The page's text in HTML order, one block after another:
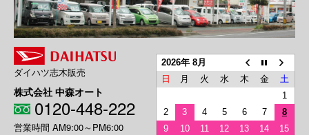
ダイハツ志木販売
株式会社 中森オート
0120-448-222
営業時間 AM9:00～PM6:00
2026年 8月
日
月 火 水 木 金
土
1
2
3 4 5 6 7
8
9
10 11 12 13 14
15